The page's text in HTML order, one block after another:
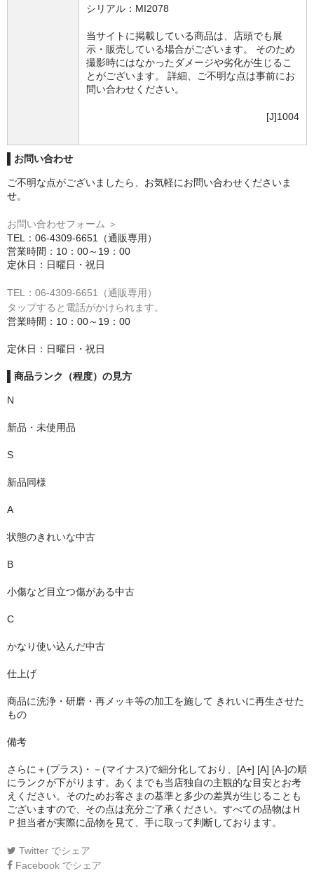
シリアル：MI2078
当サイトに掲載している商品は、店頭でも展
示・販売している場合がございます。 そのため
撮影時にはなかったダメージや劣化が生じるこ
とがございます。 詳細、ご不明な点は事前にお
問い合わせください。
[J]1004
お問い合わせ
ご不明な点がございましたら、お気軽にお問い合わせくださいま
せ。
お問い合わせフォーム ＞
TEL：06-4309-6651（通販専用）
営業時間：10：00～19：00
定休日：日曜日・祝日
TEL：06-4309-6651（通販専用）
タップすると電話がかけられます。
営業時間：10：00～19：00
定休日：日曜日・祝日
商品ランク（程度）の見方
N
新品・未使用品
S
新品同様
A
状態のきれいな中古
B
小傷など目立つ傷がある中古
C
かなり使い込んだ中古
仕上げ
商品に洗浄・研磨・再メッキ等の加工を施して きれいに再生させた
もの
備考
さらに＋(プラス)・－(マイナス)で細分化しており、[A+] [A] [A-]の順
にランクが下がります。あくまでも当店独自の主観的な目安とお考
えください。そのためお客さまの基準と多少の差異が生じることも
ございますので、その点は充分ご了承ください。すべての品物はＨ
Ｐ担当者が実際に品物を見て、手に取って判断しております。
Twitter でシェア
Facebook でシェア